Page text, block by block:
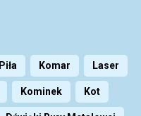
Piła Komar Laser
Kominek Kot